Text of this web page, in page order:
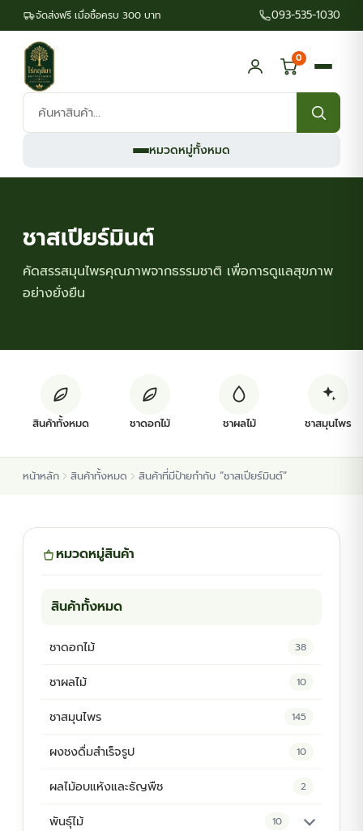
จัดส่งฟรี เมื่อซื้อครบ 300 บาท 093-535-1030
ค้นหา
สินค้า:
0
หมวดหมู่ทั้งหมด
ต้นพันธุ์สมุนไพร
ต้นพันธุ์ไม้ป่า
ชาสเปียร์มินต์
คัดสรรสมุนไพรคุณภาพจากธรรมชาติ เพื่อการดูแลสุขภาพ
อย่างยั่งยืน
สินค้าทั้งหมด ชาดอกไม้ ชาผลไม้ ชาสมุนไพร
หน้าหลัก สินค้าทั้งหมด สินค้าที่มีป้ายกำกับ “ชาสเปียร์มินต์”
หมวดหมู่สินค้า
สินค้าทั้งหมด
ชาดอกไม้ 38
ชาผลไม้ 10
ชาสมุนไพร 145
ผงชงดื่มสำเร็จรูป 10
ผลไม้อบแห้งและธัญพืช 2
พันธุ์ไม้ 10